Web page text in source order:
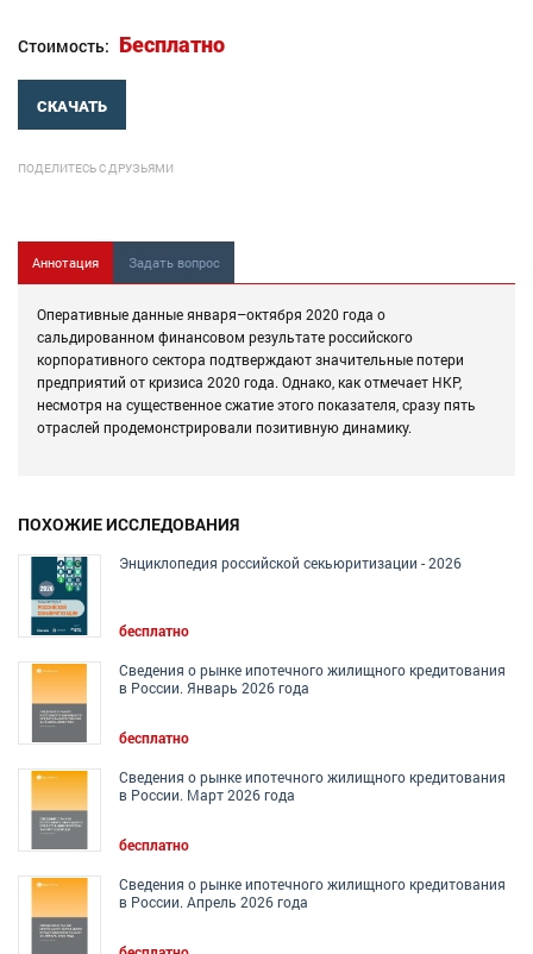
Стоимость: Бесплатно
СКАЧАТЬ
ПОДЕЛИТЕСЬ С ДРУЗЬЯМИ
Аннотация Задать вопрос
Оперативные данные января–октября 2020 года о
сальдированном финансовом результате российского
корпоративного сектора подтверждают значительные потери
предприятий от кризиса 2020 года. Однако, как отмечает НКР,
несмотря на существенное сжатие этого показателя, сразу пять
отраслей продемонстрировали позитивную динамику.
ПОХОЖИЕ ИССЛЕДОВАНИЯ
Энциклопедия российской секьюритизации - 2026
бесплатно
Сведения о рынке ипотечного жилищного кредитования
в России. Январь 2026 года
бесплатно
Сведения о рынке ипотечного жилищного кредитования
в России. Март 2026 года
бесплатно
Сведения о рынке ипотечного жилищного кредитования
в России. Апрель 2026 года